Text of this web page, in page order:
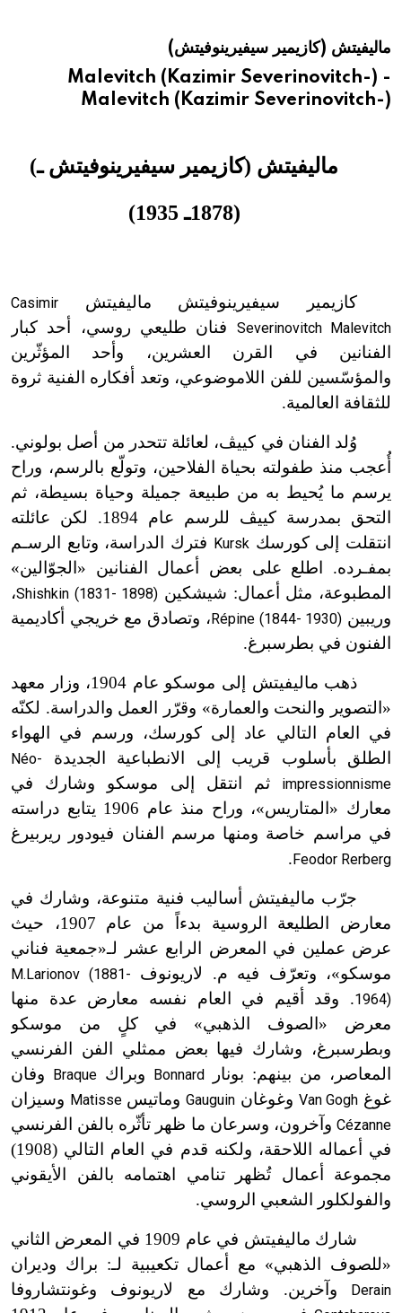
ماليفيتش (كازيمير سيفيرينوفيتش)
Malevitch (Kazimir Severinovitch-) -
Malevitch (Kazimir Severinovitch-)
ماليفيتش (كازيمير سيفيرينوفيتش ـ)
(1878ـ 1935)
كازيمير سيفيرينوفيتش ماليفيتش Casimir
Severinovitch Malevitch فنان طليعي روسي، أحد كبار
الفنانين في القرن العشرين، وأحد المؤثّرين
والمؤسّسين للفن اللاموضوعي، وتعد أفكاره الفنية ثروة
للثقافة العالمية.
وُلد الفنان في كييڤ، لعائلة تتحدر من أصل بولوني.
أُعجب منذ طفولته بحياة الفلاحين، وتولّع بالرسم، وراح
يرسم ما يُحيط به من طبيعة جميلة وحياة بسيطة، ثم
التحق بمدرسة كييڤ للرسم عام 1894. لكن عائلته
انتقلت إلى كورسك Kursk فترك الدراسة، وتابع الرسـم
بمفـرده. اطلع على بعض أعمال الفنانين «الجوّالين»
المطبوعة، مثل أعمال: شيشكين Shishkin (1831- 1898)،
وريبين Répine (1844- 1930) ، وتصادق مع خريجي أكاديمية
الفنون في بطرسبرغ.
ذهب ماليفيتش إلى موسكو عام 1904، وزار معهد
«التصوير والنحت والعمارة» وقرّر العمل والدراسة. لكنّه
في العام التالي عاد إلى كورسك، ورسم في الهواء
الطلق بأسلوب قريب إلى الانطباعية الجديدة
Néo-
impressionnisme
ثم انتقل إلى موسكو وشارك في
معارك «المتاريس»، وراح منذ عام 1906 يتابع دراسته
في مراسم خاصة ومنها مرسم الفنان فيودور ريربيرغ
Feodor Rerberg
.
جرّب ماليفيتش أساليب فنية متنوعة، وشارك في
معارض الطليعة الروسية بدءاً من عام 1907، حيث
عرض عملين في المعرض الرابع عشر لـ«جمعية فناني
موسكو»، وتعرّف فيه م. لاريونوف M.Larionov (1881-
1964). وقد أقيم في العام نفسه معارض عدة منها
معرض «الصوف الذهبي» في كلٍ من موسكو
وبطرسبرغ، وشارك فيها بعض ممثلي الفن الفرنسي
المعاصر، من بينهم: بونار
Bonnard وبراك Braque
وفان
غوغ Van Gogh وغوغان GauguinوماتيسMatisse وسيزان
Cézanne وآخرون، وسرعان ما ظهر تأثّره بالفن الفرنسي
في أعماله اللاحقة، ولكنه قدم في العام التالي (1908)
مجموعة أعمال تُظهر تنامي اهتمامه بالفن الأيقوني
والفولكلور الشعبي الروسي.
شارك ماليفيتش في عام 1909 في المعرض الثاني
«للصوف الذهبي» مع أعمال تكعيبية لـ: براك وديران
Derain وآخرين. وشارك مع لاريونوف وغونتشاروفا